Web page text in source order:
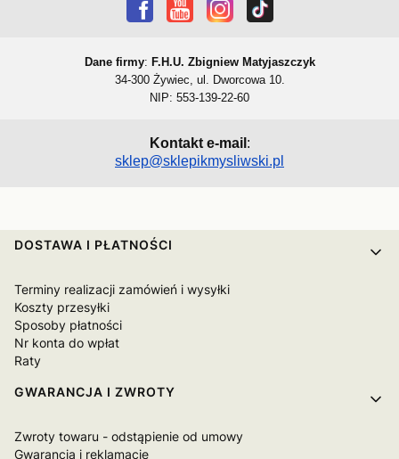
Dane firmy: F.H.U. Zbigniew Matyjaszczyk
34-300 Żywiec, ul. Dworcowa 10.
NIP: 553-139-22-60
Kontakt e-mail :
sklep@sklepikmysliwski.pl
Linki w stopce
DOSTAWA I PŁATNOŚCI
Terminy realizacji zamówień i wysyłki
Koszty przesyłki
Sposoby płatności
Nr konta do wpłat
Raty
GWARANCJA I ZWROTY
Zwroty towaru - odstąpienie od umowy
Gwarancja i reklamacje